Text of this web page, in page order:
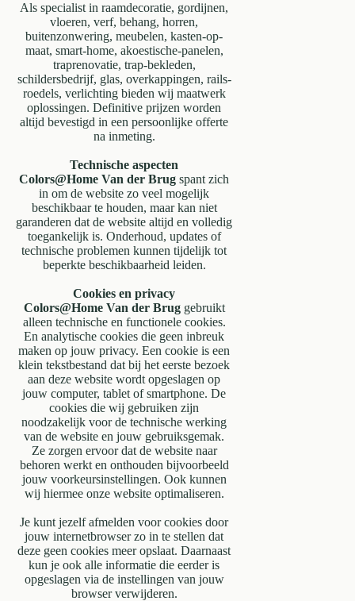
Als specialist in raamdecoratie, gordijnen,
vloeren, verf, behang, horren,
buitenzonwering, meubelen, kasten-op-
maat, smart-home, akoestische-panelen,
traprenovatie, trap-bekleden,
schildersbedrijf, glas, overkappingen, rails-
roedels, verlichting bieden wij maatwerk
oplossingen. Definitive prijzen worden
altijd bevestigd in een persoonlijke offerte
na inmeting.
Technische aspecten
Colors@Home Van der Brug spant zich
in om de website zo veel mogelijk
beschikbaar te houden, maar kan niet
garanderen dat de website altijd en volledig
toegankelijk is. Onderhoud, updates of
technische problemen kunnen tijdelijk tot
beperkte beschikbaarheid leiden.
Cookies en privacy
Colors@Home Van der Bruggebruikt
alleen technische en functionele cookies.
En analytische cookies die geen inbreuk
maken op jouw privacy. Een cookie is een
klein tekstbestand dat bij het eerste bezoek
aan deze website wordt opgeslagen op
jouw computer, tablet of smartphone. De
cookies die wij gebruiken zijn
noodzakelijk voor de technische werking
van de website en jouw gebruiksgemak.
Ze zorgen ervoor dat de website naar
behoren werkt en onthouden bijvoorbeeld
jouw voorkeursinstellingen. Ook kunnen
wij hiermee onze website optimaliseren.
Je kunt jezelf afmelden voor cookies door
jouw internetbrowser zo in te stellen dat
deze geen cookies meer opslaat. Daarnaast
kun je ook alle informatie die eerder is
opgeslagen via de instellingen van jouw
browser verwijderen.